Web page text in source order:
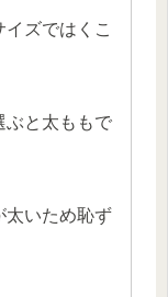
ズではくこ
ぶと太ももで
太いため恥ず